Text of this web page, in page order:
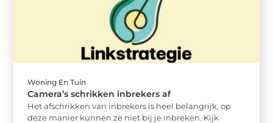
Woning En Tuin
Camera’s schrikken inbrekers af
Het afschrikken van inbrekers is heel belangrijk, op
deze manier kunnen ze niet bij je inbreken. Kijk